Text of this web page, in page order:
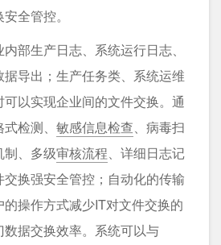
全管控。
部生产日志、系统运行日志、
导出；生产任务类、系统运维
以实现企业间的文件交换。通
检测、 敏感信息检查、病毒扫
制、多级审核流程、详细日志记
换强安全管控；自动化的传输
操作方式减少IT对文件交换的
据交换效率。系统可以与